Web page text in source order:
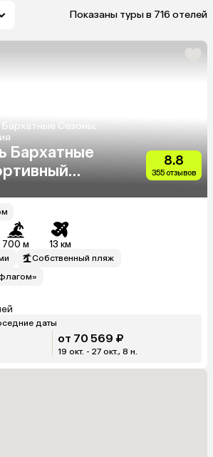
Показаны туры в 716 отелей
Сезоны,
Бархатные
8.8
355 отзывов
700 м 13 км
Собственный пляж
даты
от 70 569 ₽
19 окт. - 27 окт., 8 н.